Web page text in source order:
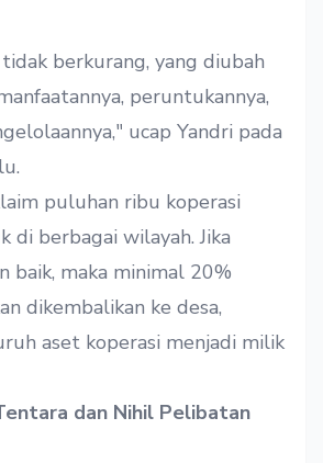
berkurang, yang diubah
peruntukannya,
ucap Yandri pada
puluhan ribu koperasi
berbagai wilayah. Jika
baik, maka minimal 20%
dikembalikan ke desa,
aset koperasi menjadi milik
dan Nihil Pelibatan